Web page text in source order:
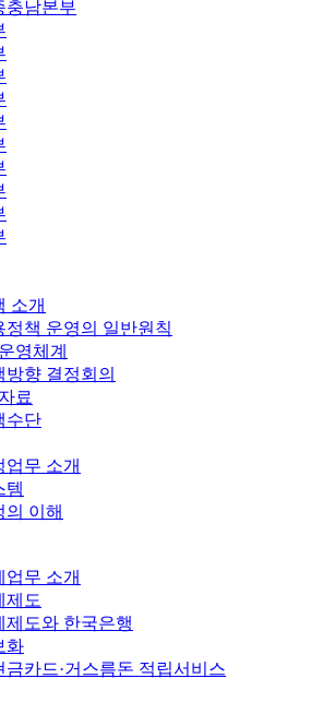
충남본부
소개
정책 운영의 일반원칙
영체계
방향 결정회의
료
수단
업무 소개
템
의 이해
업무 소개
제도
제도와 한국은행
화
금카드·거스름돈 적립서비스